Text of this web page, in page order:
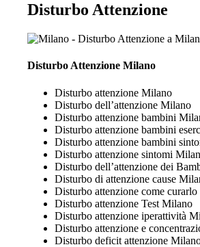
Disturbo Attenzione
Disturbo Attenzione Milano
Disturbo attenzione Milano
Disturbo dell’attenzione Milano
Disturbo attenzione bambini
Disturbo attenzione bambini
Disturbo attenzione bambini
Disturbo attenzione sintomi
Disturbo dell’attenzione dei
Disturbo di attenzione cause
Disturbo attenzione come
Disturbo attenzione Test Milano
Disturbo attenzione iperattività
Disturbo attenzione e
Disturbo deficit attenzione